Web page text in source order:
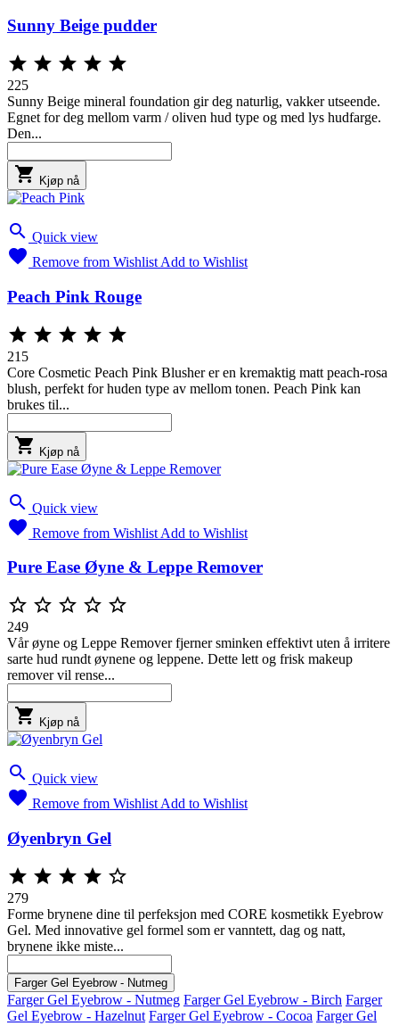
Sunny Beige pudder
    
225
Sunny Beige mineral foundation gir deg naturlig, vakker utseende.
Egnet for deg mellom varm / oliven hud type og med lys hudfarge.
Den...
 Kjøp nå
 Quick view
 Remove from Wishlist Add to Wishlist
Peach Pink Rouge
    
215
Core Cosmetic Peach Pink Blusher er en kremaktig matt peach-rosa
blush, perfekt for huden type av mellom tonen. Peach Pink kan
brukes til...
 Kjøp nå
 Quick view
 Remove from Wishlist Add to Wishlist
Pure Ease Øyne & Leppe Remover
    
249
Vår øyne og Leppe Remover fjerner sminken effektivt uten å irritere
sarte hud rundt øynene og leppene. Dette lett og frisk makeup
remover vil rense...
 Kjøp nå
 Quick view
 Remove from Wishlist Add to Wishlist
Øyenbryn Gel
    
279
Forme brynene dine til perfeksjon med CORE kosmetikk Eyebrow
Gel. Med innovative gel formel som er vanntett, dag og natt,
brynene ikke miste...
Farger Gel Eyebrow - Nutmeg
Farger Gel Eyebrow - Nutmeg Farger Gel Eyebrow - Birch Farger
Gel Eyebrow - Hazelnut Farger Gel Eyebrow - Cocoa Farger Gel